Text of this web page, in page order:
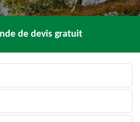
de devis gratuit